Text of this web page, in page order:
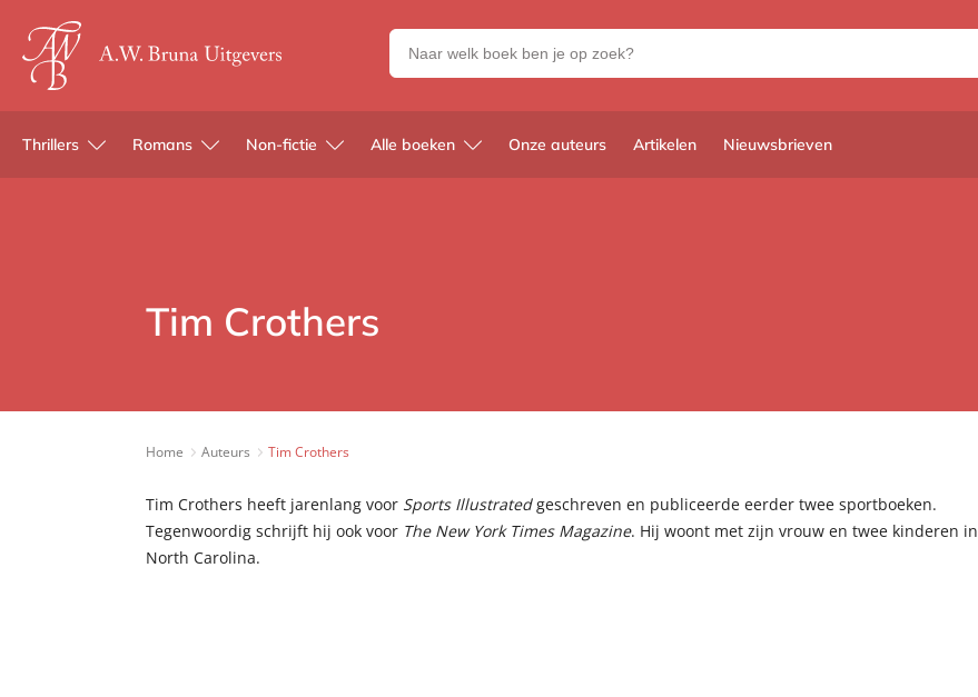
Zoeken
naar
en
uitgevers
Thrillers Romans Non-fictie Alle boeken Onze auteurs Artikelen Nieuwsbrieven
Tim Crothers
Home Auteurs Tim Crothers
Tim Crothers heeft jarenlang voor Sports Illustratedgeschreven en publiceerde eerder twee sportboeken.
Tegenwoordig schrijft hij ook voor The New York Times Magazine. Hij woont met zijn vrouw en twee kinderen in
North Carolina.